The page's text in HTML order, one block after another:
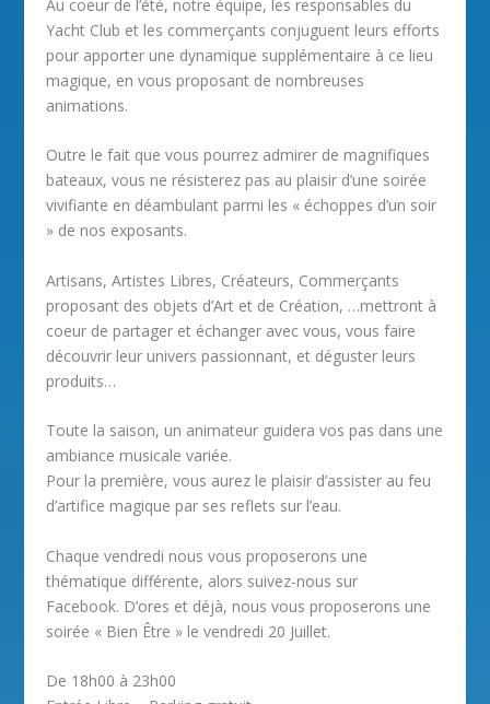
Au coeur de l’été, notre équipe, les responsables du
Yacht Club et les commerçants conjuguent leurs efforts
pour apporter une dynamique supplémentaire à ce lieu
magique, en vous proposant de nombreuses
animations.
Outre le fait que vous pourrez admirer de magnifiques
bateaux, vous ne résisterez pas au plaisir d’une soirée
vivifiante en déambulant parmi les « échoppes d’un soir
» de nos exposants.
Artisans, Artistes Libres, Créateurs, Commerçants
proposant des objets d’Art et de Création, …mettront à
coeur de partager et échanger avec vous, vous faire
découvrir leur univers passionnant, et déguster leurs
produits…
Toute la saison, un animateur guidera vos pas dans une
ambiance musicale variée.
Pour la première, vous aurez le plaisir d’assister au feu
d’artifice magique par ses reflets sur l’eau.
Chaque vendredi nous vous proposerons une
thématique différente, alors suivez-nous sur
Facebook. D’ores et déjà, nous vous proposerons une
soirée « Bien Être » le vendredi 20 Juillet.
De 18h00 à 23h00